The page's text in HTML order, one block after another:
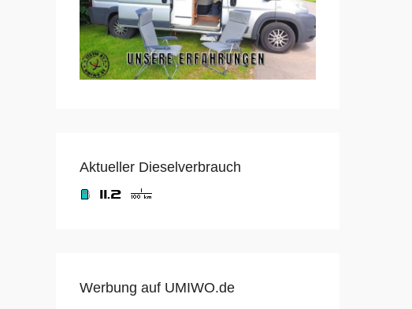
Aktueller Dieselverbrauch
Werbung auf UMIWO.de